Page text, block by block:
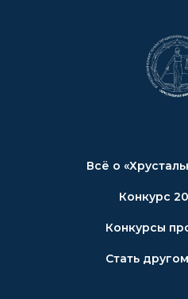
Всё о
Конкурс
Конкурсы
Стать